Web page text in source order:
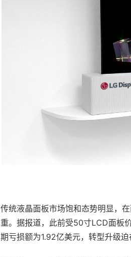
传统液晶面板市场饱和态势明显，
重。据报道，此前受50寸LCD面板
期亏损额为1.92亿美元，转型升级迫